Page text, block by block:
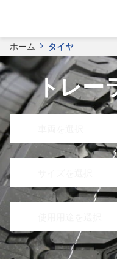
ホーム タイヤ
トレー